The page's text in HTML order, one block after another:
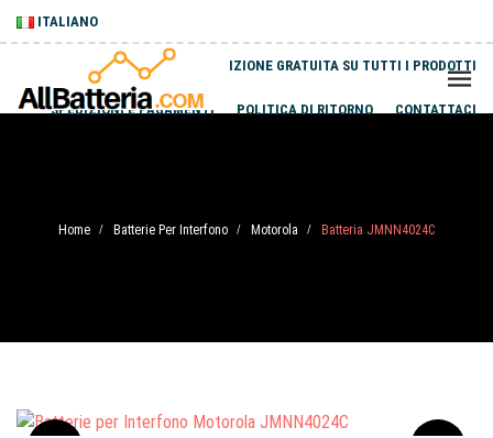
ITALIANO
SPEDIZIONE GRATUITA SU TUTTI I PRODOTTI
SPEDIZIONI E PAGAMENTI POLITICA DI RITORNO CONTATTACI
Home / Batterie Per Interfono / Motorola / Batteria JMNN4024C